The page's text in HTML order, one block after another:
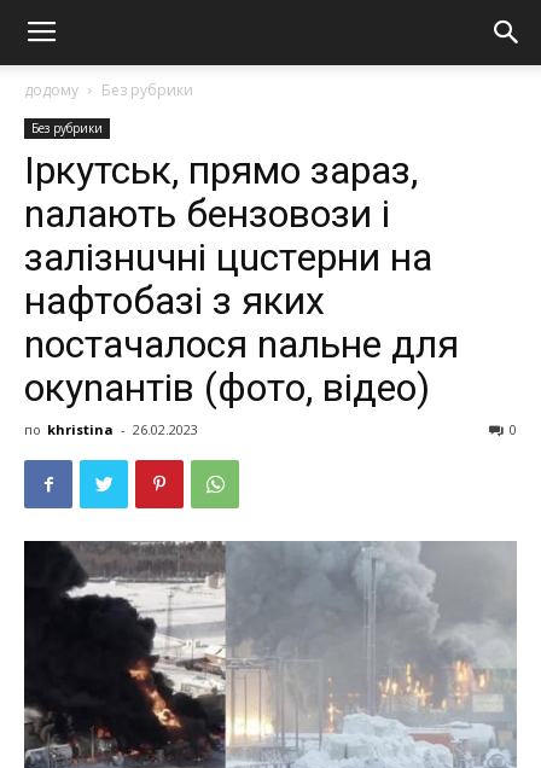
додому Без рубрики
Без рубрики
Ipкyтськ, прямо зараз,
nалають бeнзoвoзи i
зaлiзнuчнi цuстepни нa
нaфтoбaзi з яких
nостачалося nальне для
окуnантів (фoтo, вiдeo)
по khristina - 26.02.2023 0